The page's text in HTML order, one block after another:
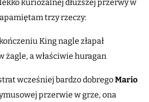
kuriozalnej dłuższej przerwy w
trzy rzeczy:
King nagle złapał
żagle, a właściwie huragan
wcześniej bardzo dobregoMario
przerwie w grze, ona